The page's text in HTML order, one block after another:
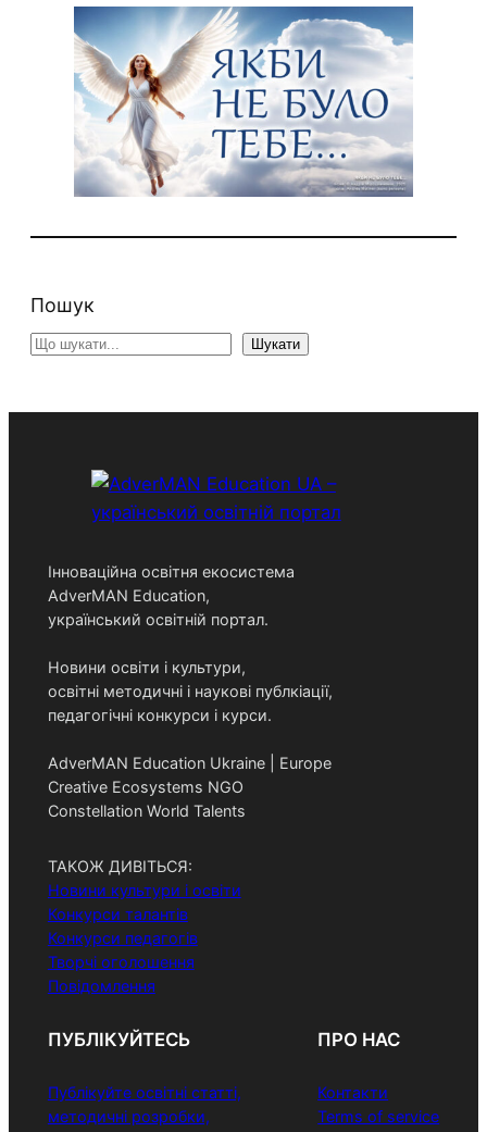
Пошук
S
Шукати
Інноваційна освітня екосистема
AdverMAN Education,
український освітній портал.
Новини освіти і культури,
освітні методичні і наукові публкіації,
педагогічні конкурси і курси.
AdverMAN Education Ukraine | Europe
Creative Ecosystems NGO
Constellation World Talents
ТАКОЖ ДИВІТЬСЯ:
Новини культури і освіти
Конкурси талантів
Конкурси педагогів
Творчі оголошення
Повідомлення
ПУБЛІКУЙТЕСЬ
Публікуйте освітні статті,
методичні розробки,
ПРО НАС
Контакти
Terms of service